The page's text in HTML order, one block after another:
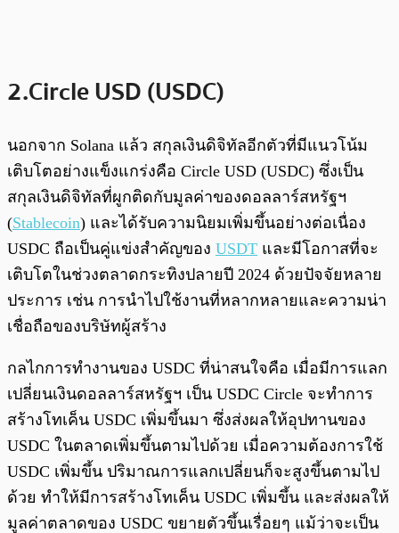
2.Circle USD (USDC)
นอกจาก Solana แล้ว สกุลเงินดิจิทัลอีกตัวที่มีแนวโน้ม
เติบโตอย่างแข็งแกร่งคือ Circle USD (USDC) ซึ่งเป็น
สกุลเงินดิจิทัลที่ผูกติดกับมูลค่าของดอลลาร์สหรัฐฯ
(Stablecoin) และได้รับความนิยมเพิ่มขึ้นอย่างต่อเนื่อง
USDC ถือเป็นคู่แข่งสำคัญของ USDT และมีโอกาสที่จะ
เติบโตในช่วงตลาดกระทิงปลายปี 2024 ด้วยปัจจัยหลาย
ประการ เช่น การนำไปใช้งานที่หลากหลายและความน่า
เชื่อถือของบริษัทผู้สร้าง
กลไกการทำงานของ USDC ที่น่าสนใจคือ เมื่อมีการแลก
เปลี่ยนเงินดอลลาร์สหรัฐฯ เป็น USDC Circle จะทำการ
สร้างโทเค็น USDC เพิ่มขึ้นมา ซึ่งส่งผลให้อุปทานของ
USDC ในตลาดเพิ่มขึ้นตามไปด้วย เมื่อความต้องการใช้
USDC เพิ่มขึ้น ปริมาณการแลกเปลี่ยนก็จะสูงขึ้นตามไป
ด้วย ทำให้มีการสร้างโทเค็น USDC เพิ่มขึ้น และส่งผลให้
มูลค่าตลาดของ USDC ขยายตัวขึ้นเรื่อยๆ แม้ว่าจะเป็น